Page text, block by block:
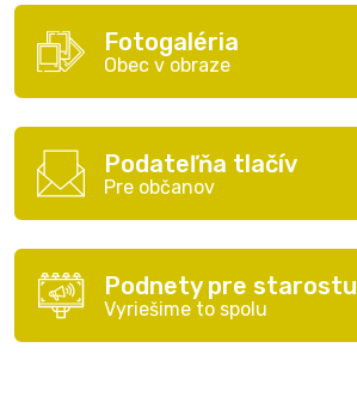
Fotogaléria
Obec v obraze
Podateľňa tlačív
Pre občanov
Podnety pre starostu
Vyriešime to spolu